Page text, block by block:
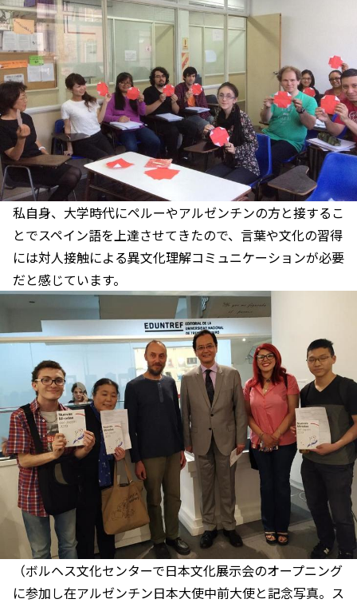
私自身、大学時代にペルーやアルゼンチンの方と接するこ
とでスペイン語を上達させてきたので、言葉や文化の習得
には対人接触による異文化理解コミュニケーションが必要
だと感じています。
（ボルヘス文化センターで日本文化展示会のオープニング
に参加し在アルゼンチン日本大使中前大使と記念写真。ス